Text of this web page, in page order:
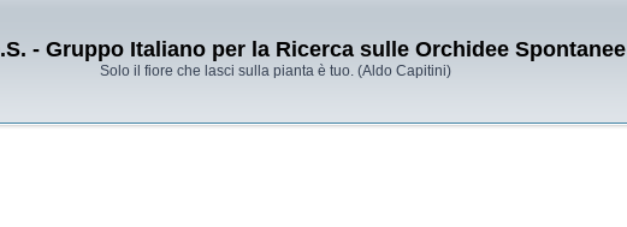
- Gruppo Italiano per la Ricerca sulle Orchidee Spontanee
Solo il fiore che lasci sulla pianta è tuo. (Aldo Capitini)